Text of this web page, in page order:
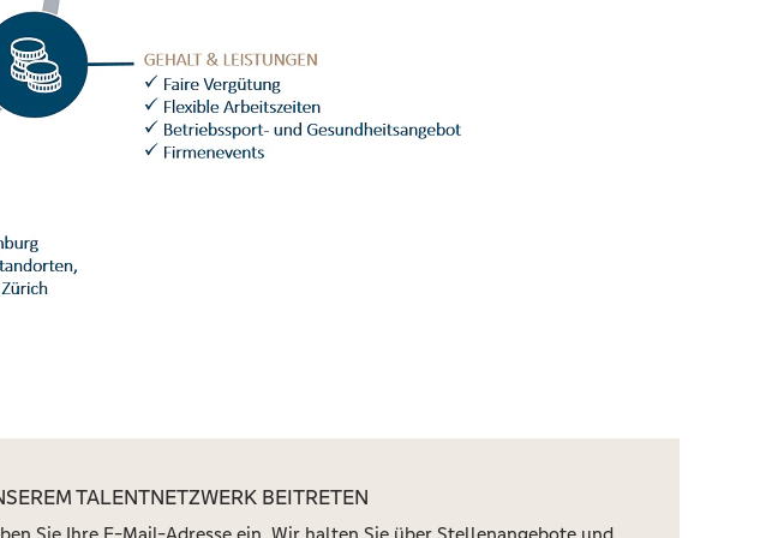
TALENTNETZWERK BEITRETEN